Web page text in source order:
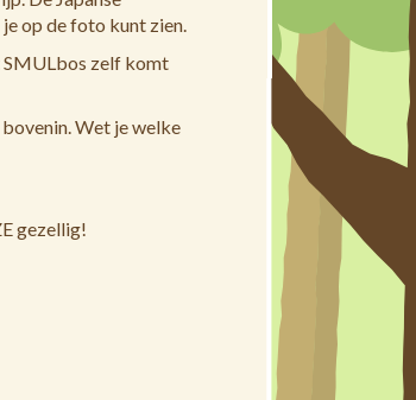
op de foto kunt zien.
SMULbos zelf komt
Wet je welke
gezellig!